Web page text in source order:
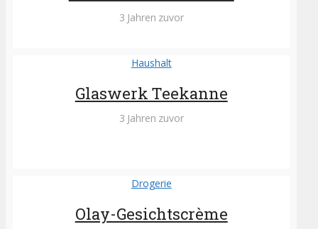
3 Jahren zuvor
Haushalt
Glaswerk Teekanne
3 Jahren zuvor
Drogerie
Olay-Gesichtscrème